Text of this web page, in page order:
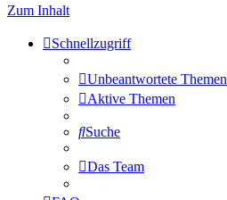
Zum Inhalt
Schnellzugriff
Unbeantwortete Themen
Aktive Themen
Suche
Das Team